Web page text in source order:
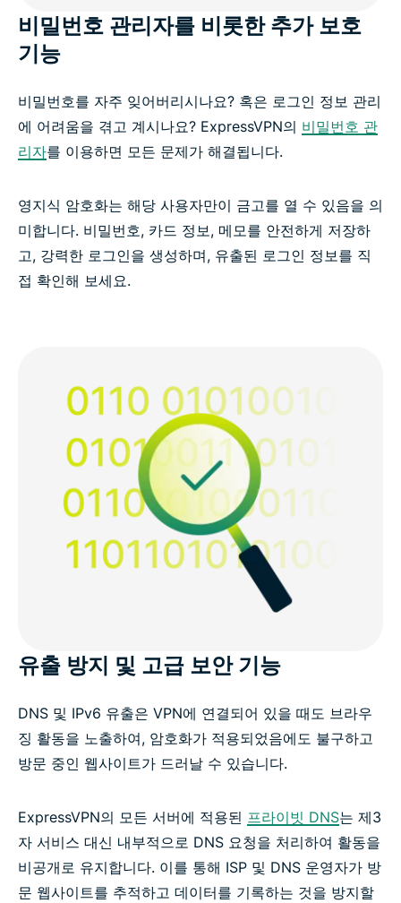
비밀번호 관리자를 비롯한 추가 보호
기능
비밀번호를 자주 잊어버리시나요? 혹은 로그인 정보 관리
에 어려움을 겪고 계시나요? ExpressVPN의 비밀번호 관
리자를 이용하면 모든 문제가 해결됩니다.
영지식 암호화는 해당 사용자만이 금고를 열 수 있음을 의
미합니다. 비밀번호, 카드 정보, 메모를 안전하게 저장하
고, 강력한 로그인을 생성하며, 유출된 로그인 정보를 직
접 확인해 보세요.
유출 방지 및 고급 보안 기능
DNS 및 IPv6 유출은 VPN에 연결되어 있을 때도 브라우
징 활동을 노출하여, 암호화가 적용되었음에도 불구하고
방문 중인 웹사이트가 드러날 수 있습니다.
ExpressVPN의 모든 서버에 적용된 프라이빗 DNS는 제3
자 서비스 대신 내부적으로 DNS 요청을 처리하여 활동을
비공개로 유지합니다. 이를 통해 ISP 및 DNS 운영자가 방
문 웹사이트를 추적하고 데이터를 기록하는 것을 방지할